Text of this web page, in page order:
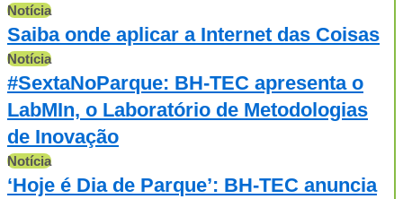
Notícia
Saiba onde aplicar a Internet das Coisas
Notícia
#SextaNoParque: BH-TEC apresenta o
LabMIn, o Laboratório de Metodologias
de Inovação
Notícia
‘Hoje é Dia de Parque’: BH-TEC anuncia